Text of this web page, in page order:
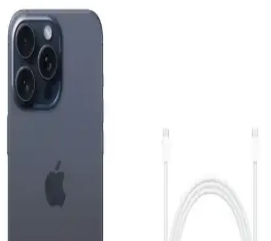
General Mobile GM 23 SE ve Casper VIA X40 Akıllı
Telefon Modellerinin Detaylı Karşılaştırması
İki telefonun ekran, pil, kamera ve performans özelliklerini
karşılaştırıyoruz. Günlük kullanımda avantajlar ve sınırlamalar
hakkında kapsamlı bilgi sunuyoruz.
Apple iPhone Air 512 GB Pamuk Beyazı: Hafif
Tasarım ve Yüksek Performanslı Akıllı Telefon
Apple iPhone Air 512 GB, ince ve hafif tasarımı, güçlü ekran ve
gelişmiş kamera sistemiyle günlük kullanımda yüksek performans
sunar.
Reeder S19 Max Beyaz Akıllı Telefon Günlük
Kullanım ve Özellikleri Detaylı İnceleme
Reeder S19 Max, şık tasarım, güçlü performans ve dayanıklılığıyla
günlük kullanım için ideal bir akıllı telefon. 4GB RAM ve 64GB